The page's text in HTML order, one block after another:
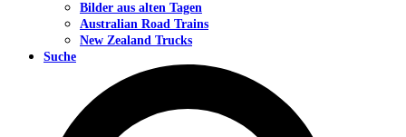
Bilder aus alten Tagen
Australian Road Trains
New Zealand Trucks
Suche